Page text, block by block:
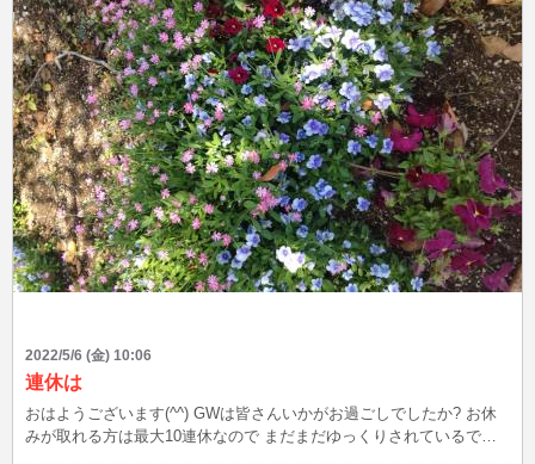
2022/5/6 (金) 10:06
連休は
おはようございます(^^) GWは皆さんいかがお過ごしでしたか? お休
みが取れる方は最大10連休なので まだまだゆっくりされているでし